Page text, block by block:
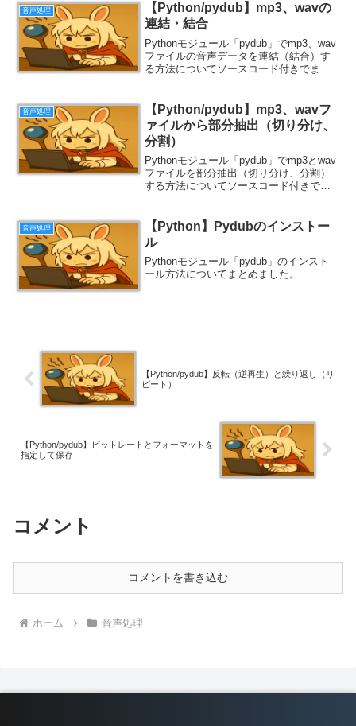
音声処理
【Python/pydub】mp3、wavの
連結・結合
Pythonモジュール「pydub」でmp3、wav
ファイルの音声データを連結（結合）す
る方法についてソースコード付きでまと
音声処理
【Python/pydub】mp3、wavフ
ァイルから部分抽出（切り分け、
分割）
Pythonモジュール「pydub」でmp3とwav
ファイルを部分抽出（切り分け、分割）
する方法についてソースコード付きでま
音声処理
【Python】Pydubのインストー
ル
Pythonモジュール「pydub」のインスト
ール方法についてまとめました。
【Python/pydub】反転（逆再生）と繰り返し（リ
ピート）
【Python/pydub】ビットレートとフォーマットを
指定して保存
コメント
コメントを書き込む
ホーム 音声処理